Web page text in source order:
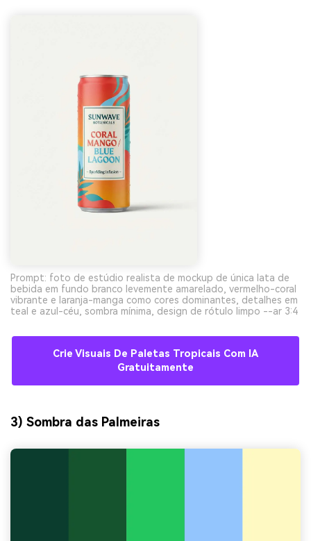
Prompt: foto de estúdio realista de mockup de única lata de
bebida em fundo branco levemente amarelado, vermelho-coral
vibrante e laranja-manga como cores dominantes, detalhes em
teal e azul-céu, sombra mínima, design de rótulo limpo --ar 3:4
Crie Visuais De Paletas Tropicais Com IA
Gratuitamente
3) Sombra das Palmeiras